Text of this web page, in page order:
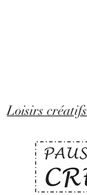
Loisirs créatifs